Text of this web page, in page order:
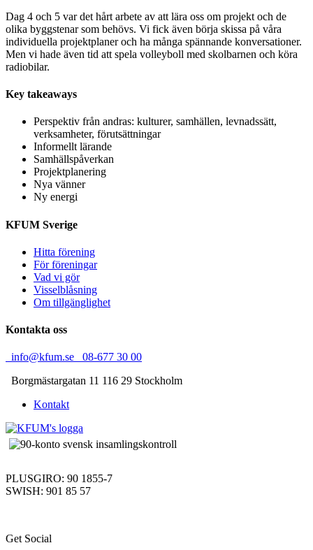
Dag 4 och 5 var det hårt arbete av att lära oss om projekt och de
olika byggstenar som behövs. Vi fick även börja skissa på våra
individuella projektplaner och ha många spännande konversationer.
Men vi hade även tid att spela volleyboll med skolbarnen och köra
radiobilar.
Key takeaways
Perspektiv från andras: kulturer, samhällen, levnadssätt,
verksamheter, förutsättningar
Informellt lärande
Samhällspåverkan
Projektplanering
Nya vänner
Ny energi
KFUM Sverige
Hitta förening
För föreningar
Vad vi gör
Visselblåsning
Om tillgänglighet
Kontakta oss
info@kfum.se
08-677 30 00
Borgmästargatan 11 116 29 Stockholm
Kontakt
PLUSGIRO: 90 1855-7
SWISH: 901 85 57
Get Social